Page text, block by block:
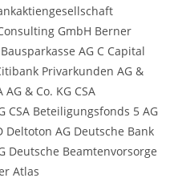
GmbH Berner
AG C Capital
Privarkunden AG &
& Co. KG CSA
CSA Beteiligungsfonds 5 AG
Deltoton AG Deutsche Bank
Deutsche Beamtenvorsorge
Atlas